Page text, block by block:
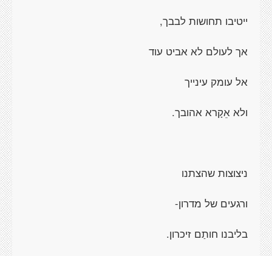
ייטיבו תחושות לבבך,
אך לעולם לא אביט עוד
אל עומק עינייך
ולא אֵקָרא אהובך.
ניצוצות שהצתנו
ורגעים של מדרון-
בליבנו חותַם זיכרון.